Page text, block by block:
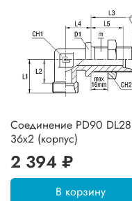
Соединение PD90 DL28
36х2 (корпус)
2 394 ₽
В корзину